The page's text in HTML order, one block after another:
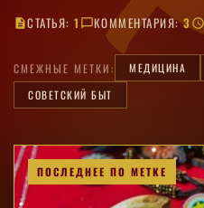
СТАТЬЯ: 1 КОММЕНТАРИЯ:3
СМЕЖНЫЕ МЕТКИ: МЕДИЦИНА
СОВЕТСКИЙ БЫТ
ПОСЛЕДНЕЕ ПО МЕТКЕ